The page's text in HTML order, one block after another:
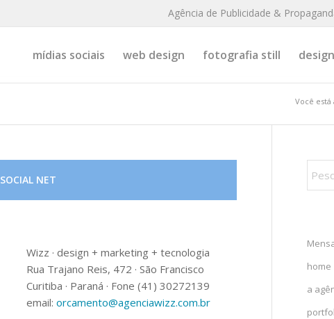
Agência de Publicidade &
mídias sociais web design fotografia still design
Você está
NET
Wizz · design + marketing + tecnologia
Rua Trajano Reis, 472 · São Francisco
Curitiba · Paraná · Fone (41) 30272139
email: orcamento@agenciawizz.com.br
home
a